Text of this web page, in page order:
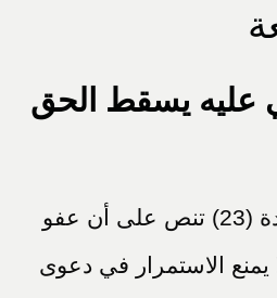
عليه يسقط الحق
لا يسقطه تلقائياً؛ فالمادة (23) تنص على أن عفو
يمنع الاستمرار في دعوى